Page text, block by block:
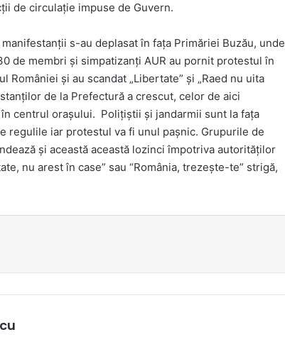
de circulație impuse de Guvern.
s-au deplasat în fața Primăriei Buzău, unde
de membri și simpatizanți AUR au pornit protestul în
și au scandat „Libertate” și „Raed nu uita
de la Prefectură a crescut, celor de aici
centrul orașului. Polițiștii și jandarmii sunt la fața
regulile iar protestul va fi unul pașnic. Grupurile de
și această această lozinci împotriva autorităților
nu arest în case” sau “România, trezește-te” strigă,